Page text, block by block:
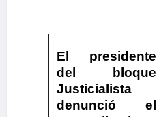
El presidente
del bloque
Justicialista
denunció el